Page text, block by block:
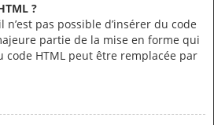
?
pas possible d’insérer du code
partie de la mise en forme qui
code HTML peut être remplacée par